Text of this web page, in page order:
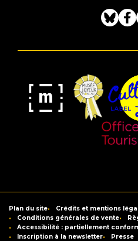
Musée
Joyeux
Label
de
Plan du site
Crédits et mentions
Conditions générales de vente
Accessibilité : partiellement
Inscription à la newsletter
Presse